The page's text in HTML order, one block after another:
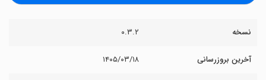
نسخه ۰.۳.۲
آخرین بروزرسانی ۱۴۰۵/۰۳/۱۸